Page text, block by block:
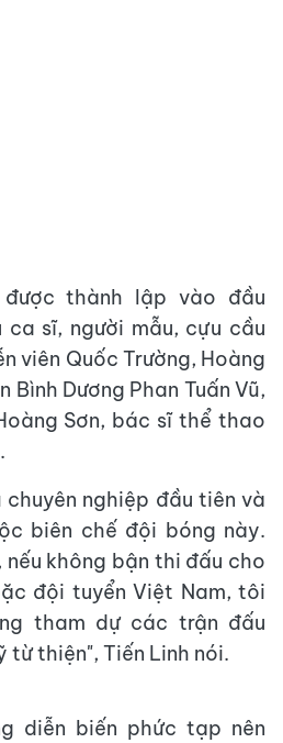
thành lập vào đầu
sĩ, người mẫu, cựu cầu
viên Quốc Trường, Hoàng
Bình Dương Phan Tuấn Vũ,
Sơn, bác sĩ thể thao
nghiệp đầu tiên và
biên chế đội bóng này.
không bận thi đấu cho
đội tuyển Việt Nam, tôi
tham dự các trận đấu
từ thiện", Tiến Linh nói.
diễn biến phức tạp nên